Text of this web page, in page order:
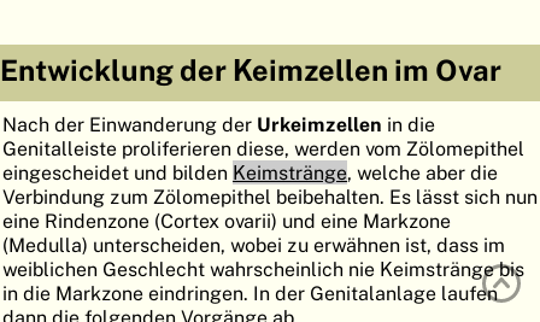
EN
Entwicklung der Keimzellen im Ovar
Nach der Einwanderung der Urkeimzellen in die
Genitalleiste proliferieren diese, werden vom Zölomepithel
eingescheidet und bilden Keimstränge, welche aber die
Verbindung zum Zölomepithel beibehalten. Es lässt sich nun
eine Rindenzone (Cortex ovarii) und eine Markzone
(Medulla) unterscheiden, wobei zu erwähnen ist, dass im
weiblichen Geschlecht wahrscheinlich nie Keimstränge bis
in die Markzone eindringen. In der Genitalanlage laufen